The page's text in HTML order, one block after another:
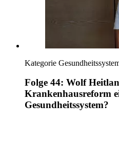
Kategorie
Folge 44: Wolf
Krankenhausreform
Gesundheitssystem?